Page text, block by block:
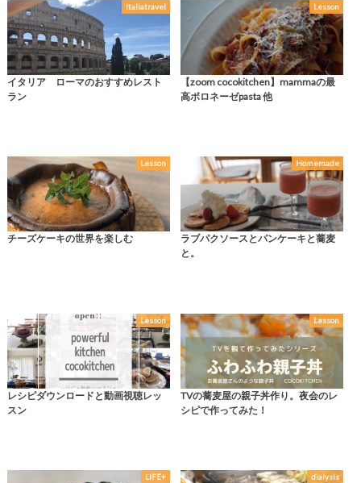
Italiatravel
イタリア ローマのおすすめレスト
ラン
Lesson
【zoom cocokitchen】mammaの最
高ボロネーゼpasta 他
Lesson
チーズケーキの世界を楽しむ
Homemade
ラブパクソースとパンケーキと蕎麦
と。
Lesson
レシピダウンロードと動画視聴レッ
スン
Lesson
TVの蕎麦屋の親子丼作り。夜会のレ
シピで作ってみた！
LIFE+ dialysis